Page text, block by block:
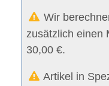
Wir
zusätzlich einen
30,00 €.
Artikel in